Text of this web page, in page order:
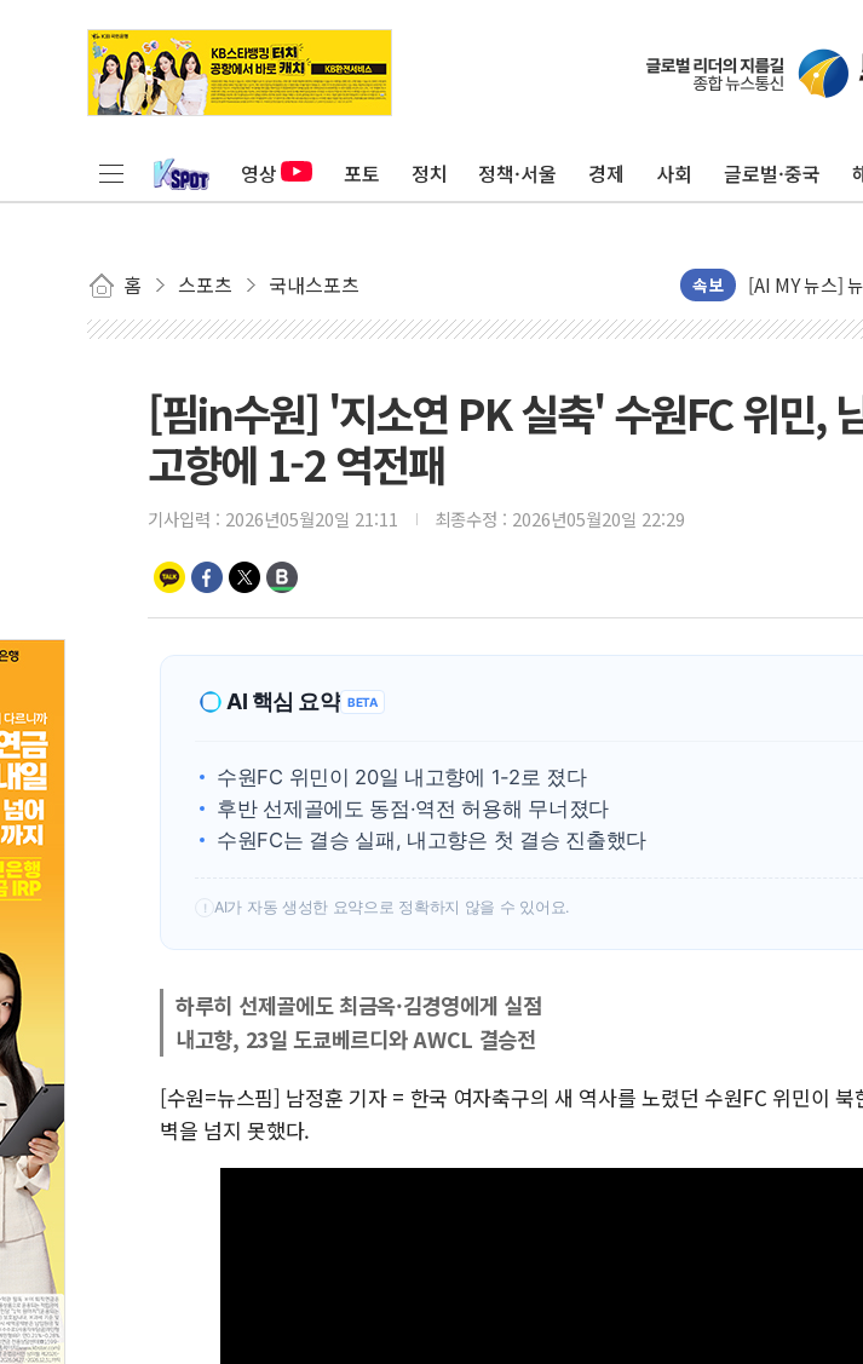
영상 포토 정치 정책·서울 경제 사회 글로벌·중국
홈 스포츠 국내스포츠 속보
이란의 핵심
美 고용 쇼크
뉴욕증시 프리
[종합] 美 7월
뉴욕증시 개장
보훈부, 미
李 대통령, '6
트럼프, 中 겨
황희 '폐버스
폭염 누그러
사우디·튀르
[핌in수원] '지소연 PK 실축' 수원FC 위민,
고향에 1-2 역전패
기사입력 : 2026년05월20일 21:11 최종수정 : 2026년05월20일 22:29
AI 핵심 요약 BETA
수원FC 위민이 20일 내고향에 1-2로 졌다
후반 선제골에도 동점·역전 허용해 무너졌다
수원FC는 결승 실패, 내고향은 첫 결승 진출했다
! AI가 자동 생성한 요약으로 정확하지 않을 수 있어요.
하루히 선제골에도 최금옥·김경영에게 실점
내고향, 23일 도쿄베르디와 AWCL 결승전
[수원=뉴스핌] 남정훈 기자 = 한국 여자축구의 새 역사를 노렸던 수원FC 위민이 북
벽을 넘지 못했다.